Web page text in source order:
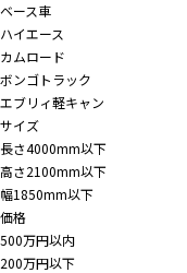
ベース車
ハイエース
カムロード
ボンゴトラック
エブリィ軽キャン
サイズ
長さ4000mm以下
高さ2100mm以下
幅1850mm以下
価格
500万円以内
200万円以下